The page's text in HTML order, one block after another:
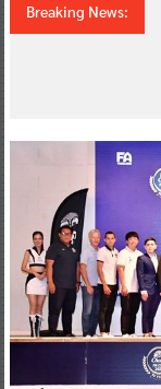
Breaking News: